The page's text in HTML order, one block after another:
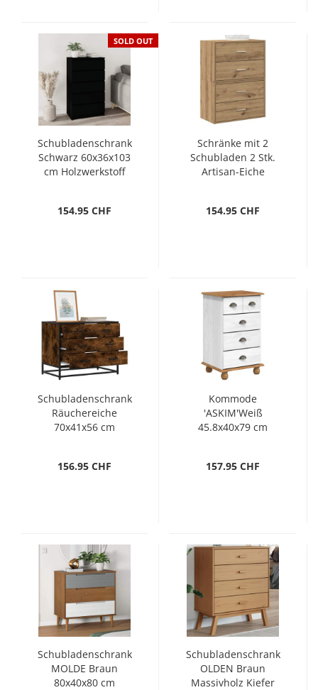
SOLD OUT
Schubladenschrank
Schwarz 60x36x103
cm Holzwerkstoff
154.95 CHF
Schränke mit 2
Schubladen 2 Stk.
Artisan-Eiche
154.95 CHF
Schubladenschrank
Räuchereiche
70x41x56 cm
156.95 CHF
Kommode
'ASKIM'Weiß
45.8x40x79 cm
157.95 CHF
Schubladenschrank
MOLDE Braun
80x40x80 cm
Schubladenschrank
OLDEN Braun
Massivholz Kiefer